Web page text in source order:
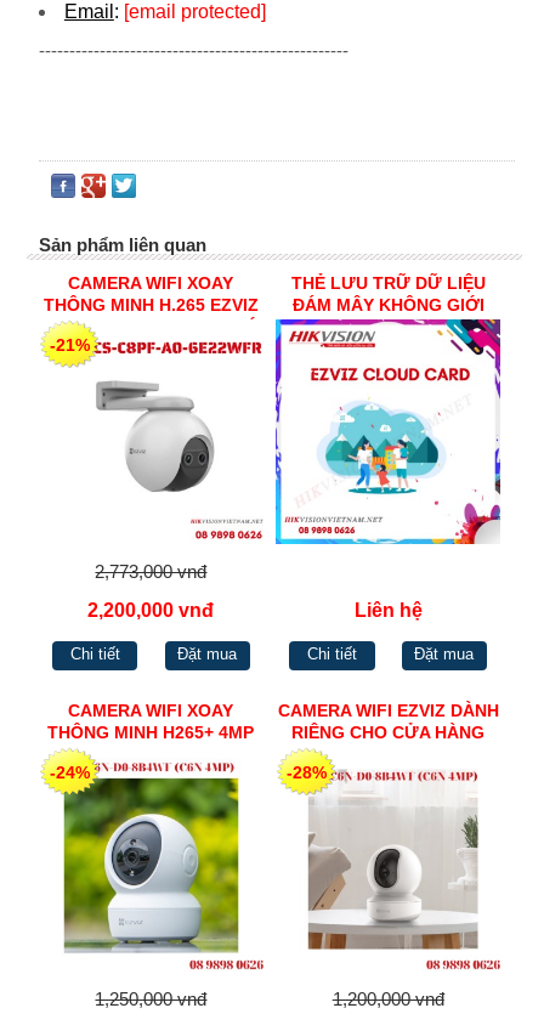
Email : [email protected]
---------------------------------------------------
Sản phẩm liên quan
CAMERA WIFI XOAY
THÔNG MINH H.265 EZVIZ
CS-C8PF-A0-6E22WFR CÓ
MÀU BAN ĐÊM
-21%
2,773,000 vnđ
2,200,000 vnđ
Chi tiết Đặt mua
THẺ LƯU TRỮ DỮ LIỆU
ĐÁM MÂY KHÔNG GIỚI
HẠN DUNG LƯỢNG
CAMERA EZVIZ
Liên hệ
Chi tiết Đặt mua
CAMERA WIFI XOAY
THÔNG MINH H265+ 4MP
EZVIZ CS-C6N-D0-8B4WF
(C6N 4MP)
-24%
1,250,000 vnđ
CAMERA WIFI EZVIZ DÀNH
RIÊNG CHO CỬA HÀNG
ONLINE 2MP CS-TY1-B0-
1G2WF
-28%
1,200,000 vnđ